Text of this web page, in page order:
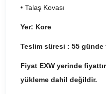
• Talaş Kovası
Yer: Kore
Teslim süresi : 55 günde
Fiyat EXW yerinde
yükleme dahil değildir.